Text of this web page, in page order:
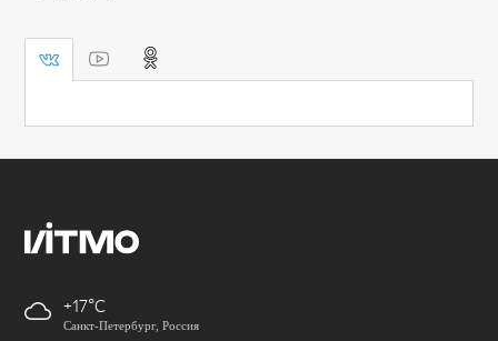
+17
Санкт-Петербург, Россия